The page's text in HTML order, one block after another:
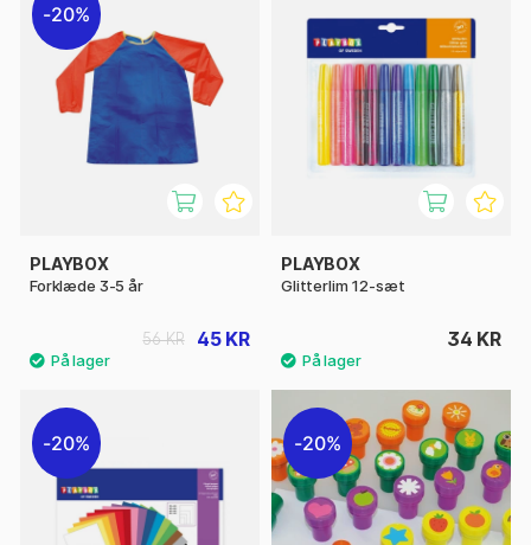
20%
PLAYBOX
Forklæde 3-5 år
45 KR
56 KR
PLAYBOX
Glitterlim 12-sæt
34 KR
20% 20%